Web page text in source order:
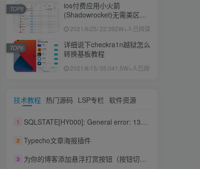
ios付费应用小火箭
(Shadowrocket)无需美区苹
2021/6/25/ 22:392W+人已阅读
TOP5
详细说下checkra1n越狱怎么
转换基板教程
2021/8/15/ 05:04 1.5W+人已阅读
TOP6
技术教程 热门源码 LSP专栏 软件资源
1 SQLSTATE[HY000]: General error: 1364 Field ‘post_excerpt’ doesn’t have a default value 解决办法
2 Typecho文章海报插件
3 为你的博客添加悬浮打赏按钮（按钮切换）